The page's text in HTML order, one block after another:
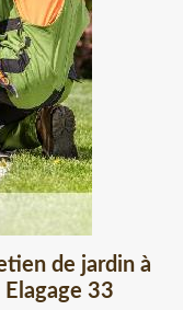
de jardin à
Elagage 33